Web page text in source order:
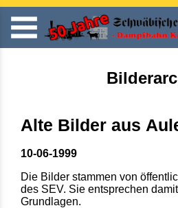
Alte Bilder aus
10-06-1999
Die Bilder stammen von
des SEV. Sie entsprechen
Grundlagen.